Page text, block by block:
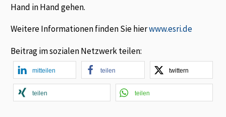
Hand in Hand gehen.
Weitere Informationen finden Sie hierwww.esri.de
Beitrag im sozialen Netzwerk teilen:
mitteilen teilen twittern
teilen teilen